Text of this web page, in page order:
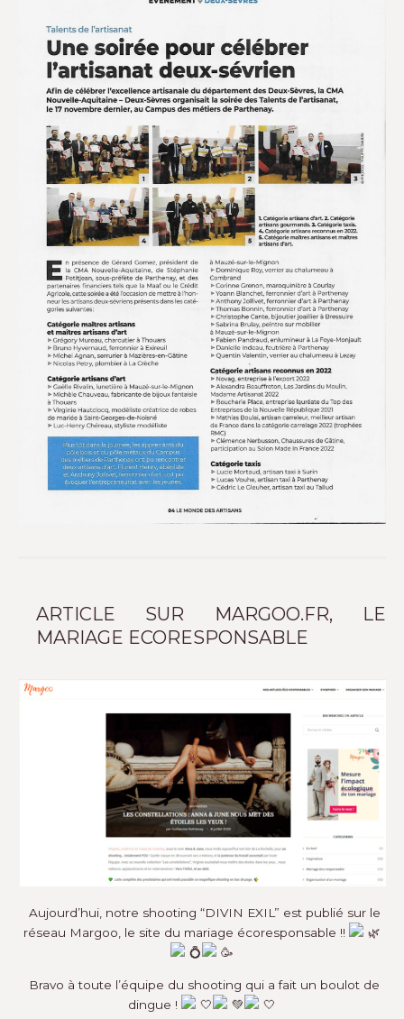
ARTICLE SUR MARGOO.FR, LE
MARIAGE ECORESPONSABLE
Aujourd’hui, notre shooting “DIVIN EXIL” est publié sur le
réseau Margoo , le site du mariage écoresponsable !!
Bravo à toute l’équipe du shooting qui a fait un boulot de
dingue !